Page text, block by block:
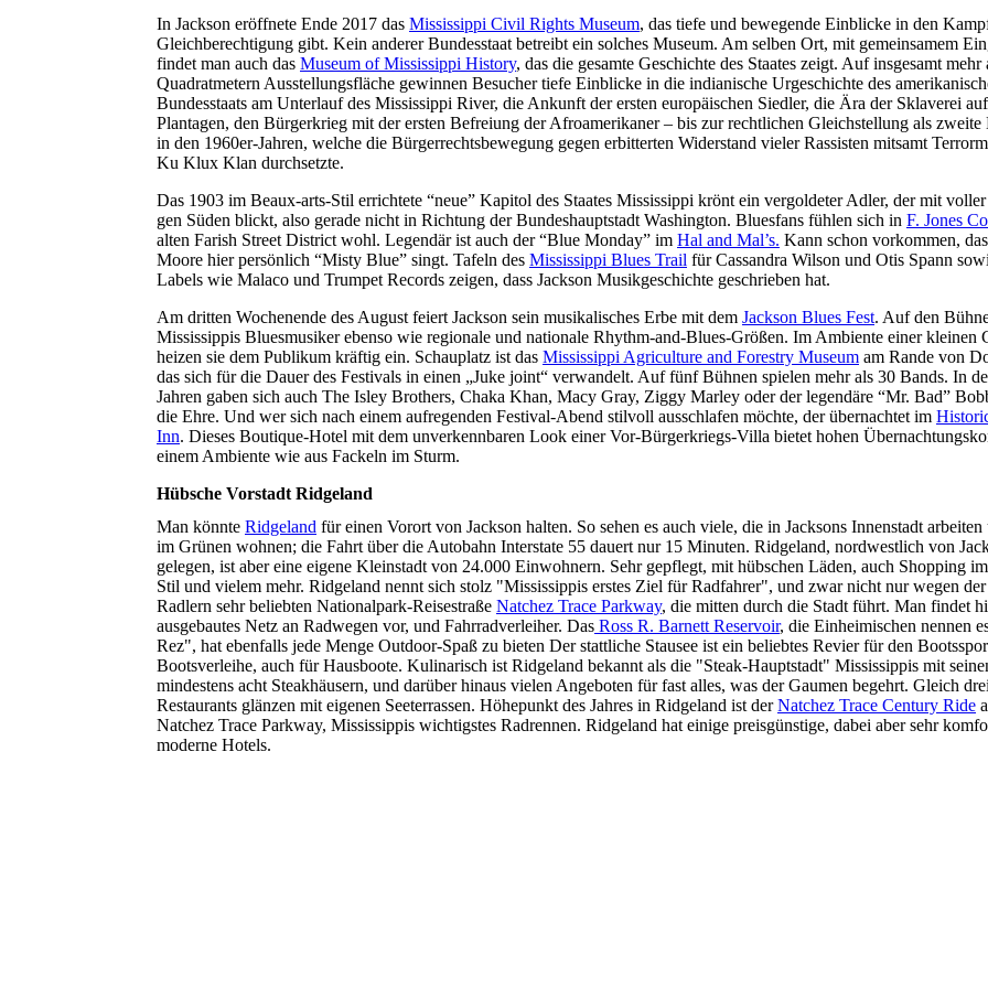
In Jackson eröffnete Ende 2017 das Mississippi Civil Rights Museum, das tiefe und bewegende Einblicke in den
Gleichberechtigung gibt. Kein anderer Bundesstaat betreibt ein solches Museum. Am selben Ort, mit gemeinsamem
findet man auch das Museum of Mississippi History, das die gesamte Geschichte des Staates zeigt. Auf insgesamt mehr
Quadratmetern Ausstellungsfläche gewinnen Besucher tiefe Einblicke in die indianische Urgeschichte des
Bundesstaats am Unterlauf des Mississippi River, die Ankunft der ersten europäischen Siedler, die Ära der Sklaverei
Plantagen, den Bürgerkrieg mit der ersten Befreiung der Afroamerikaner – bis zur rechtlichen Gleichstellung als zweite
in den 1960er-Jahren, welche die Bürgerrechtsbewegung gegen erbitterten Widerstand vieler Rassisten mitsamt
Ku Klux Klan durchsetzte.
Das 1903 im Beaux-arts-Stil errichtete “neue” Kapitol des Staates Mississippi krönt ein vergoldeter Adler, der mit
gen Süden blickt, also gerade nicht in Richtung der Bundeshauptstadt Washington. Bluesfans fühlen sich in F. Jones
alten Farish Street District wohl. Legendär ist auch der “Blue Monday” im Hal and Mal’s. Kann schon vorkommen,
Moore hier persönlich “Misty Blue” singt. Tafeln des Mississippi Blues Trail für Cassandra Wilson und Otis Spann
Labels wie Malaco und Trumpet Records zeigen, dass Jackson Musikgeschichte geschrieben hat.
Am dritten Wochenende des August feiert Jackson sein musikalisches Erbe mit dem Jackson Blues Fest. Auf den
Mississippis Bluesmusiker ebenso wie regionale und nationale Rhythm-and-Blues-Größen. Im Ambiente einer kleinen
heizen sie dem Publikum kräftig ein. Schauplatz ist das Mississippi Agriculture and Forestry Museum am Rande von
das sich für die Dauer des Festivals in einen „Juke joint“ verwandelt. Auf fünf Bühnen spielen mehr als 30 Bands. In
Jahren gaben sich auch The Isley Brothers, Chaka Khan, Macy Gray, Ziggy Marley oder der legendäre “Mr. Bad”
die Ehre. Und wer sich nach einem aufregenden Festival-Abend stilvoll ausschlafen möchte, der übernachtet im
Inn. Dieses Boutique-Hotel mit dem unverkennbaren Look einer Vor-Bürgerkriegs-Villa bietet hohen
einem Ambiente wie aus Fackeln im Sturm.
Hübsche Vorstadt Ridgeland
Man könnte Ridgeland für einen Vorort von Jackson halten. So sehen es auch viele, die in Jacksons Innenstadt
im Grünen wohnen; die Fahrt über die Autobahn Interstate 55 dauert nur 15 Minuten. Ridgeland, nordwestlich von
gelegen, ist aber eine eigene Kleinstadt von 24.000 Einwohnern. Sehr gepflegt, mit hübschen Läden, auch Shopping
Stil und vielem mehr. Ridgeland nennt sich stolz "Mississippis erstes Ziel für Radfahrer", und zwar nicht nur wegen
Radlern sehr beliebten Nationalpark-Reisestraße Natchez Trace Parkway, die mitten durch die Stadt führt. Man findet
ausgebautes Netz an Radwegen vor, und Fahrradverleiher. Das Ross R. Barnett Reservoir, die Einheimischen nennen
Rez", hat ebenfalls jede Menge Outdoor-Spaß zu bieten Der stattliche Stausee ist ein beliebtes Revier für den
Bootsverleihe, auch für Hausboote. Kulinarisch ist Ridgeland bekannt als die "Steak-Hauptstadt" Mississippis mit
mindestens acht Steakhäusern, und darüber hinaus vielen Angeboten für fast alles, was der Gaumen begehrt. Gleich
Restaurants glänzen mit eigenen Seeterrassen. Höhepunkt des Jahres in Ridgeland ist derNatchez Trace Century Ride
Natchez Trace Parkway, Mississippis wichtigstes Radrennen. Ridgeland hat einige preisgünstige, dabei aber sehr
moderne Hotels.